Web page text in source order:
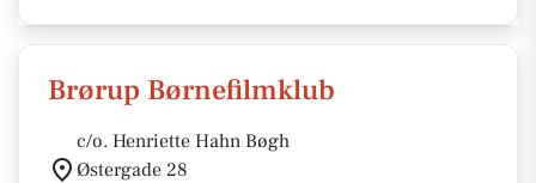
Brørup Børnefilmklub
c/o. Henriette Hahn Bøgh
Østergade 28